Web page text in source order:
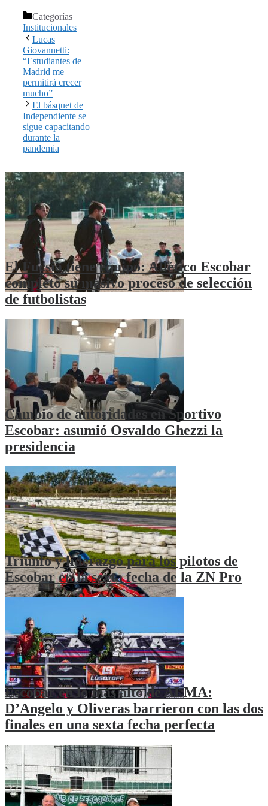
Categorías
Institucionales
Lucas
Giovannetti:
“Estudiantes de
Madrid me
permitirá crecer
mucho”
El básquet de
Independiente se
sigue capacitando
durante la
pandemia
El Fucsia tiene equipo: Atlético Escobar
completó su masivo proceso de selección
de futbolistas
Cambio de autoridades en Sportivo
Escobar: asumió Osvaldo Ghezzi la
presidencia
Triunfo y liderazgo para los pilotos de
Escobar en la sexta fecha de la ZN Pro
Escobar en lo más alto de ALMA:
D’Angelo y Oliveras barrieron con las dos
finales en una sexta fecha perfecta